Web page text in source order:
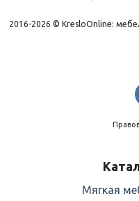
2016-2026 © KresloOnline:
Мягкая